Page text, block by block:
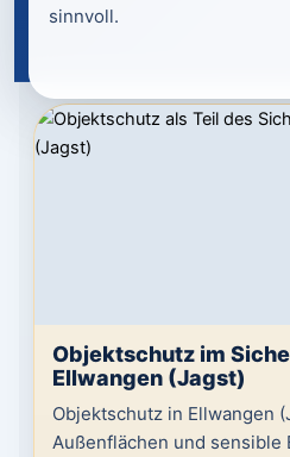
sinnvoll.
Objektschutz im
Ellwangen (Jagst)
Objektschutz in Ellwangen
Außenflächen und sensible